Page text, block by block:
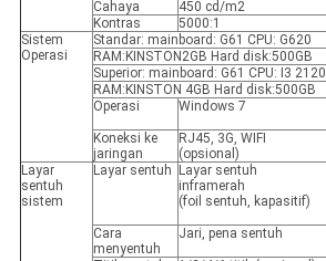
Cahaya
450 cd/m2
Kontras
5000:1
Sistem
Operasi
Standar: mainboard: G61 CPU: G620
RAM:KINSTON2GB Hard disk:500GB
Superior: mainboard: G61 CPU: I3 2120
RAM:KINSTON 4GB Hard disk:500GB
Operasi
Windows 7
Koneksi ke
jaringan
RJ45, 3G, WIFI
(opsional)
Layar
sentuh
sistem
Layar sentuh
Layar sentuh
inframerah
(foil sentuh, kapasitif)
Cara
menyentuh
Jari, pena sentuh